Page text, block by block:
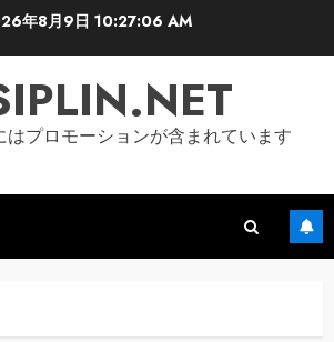
年8月9日10:27:07 AM
はプロモーションが含まれています